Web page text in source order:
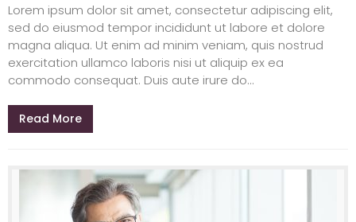
Lorem ipsum dolor sit amet, consectetur adipiscing elit,
sed do eiusmod tempor incididunt ut labore et dolore
magna aliqua. Ut enim ad minim veniam, quis nostrud
exercitation ullamco laboris nisi ut aliquip ex ea
commodo consequat. Duis aute irure do...
Read More